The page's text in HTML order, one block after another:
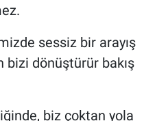
sessiz bir arayış
bizi dönüştürür bakış
biz çoktan yola